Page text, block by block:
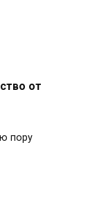
от
пору